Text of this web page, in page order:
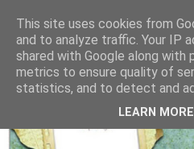
This site uses cookies from
and to analyze traffic. Your IP
shared with Google along with
metrics to ensure quality of
statistics, and to detect and
LEARN MORE